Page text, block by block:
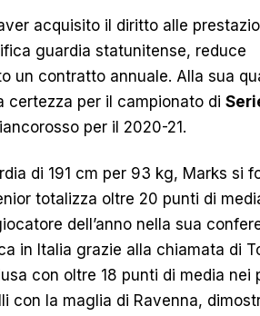
acquisito il diritto alle
guardia statunitense, reduce
un contratto annuale. Alla sua
certezza per il campionato di
per il 2020-21.
di 191 cm per 93 kg, Marks si
totalizza oltre 20 punti di
dell’anno nella sua
in Italia grazie alla chiamata di
con oltre 18 punti di media nei
con la maglia di Ravenna,